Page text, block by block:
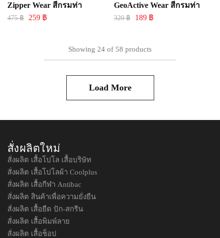
Zipper Wear สีกรมท่า
475฿ 259 ฿
GeoActive Wear สีกรมท่า
320฿ 189 ฿
Showing 24 of 58 products
Load More
สั่งผลิตใหม่
สั่งผลิต เสื้อโปโล เสื้อบริษัท
สั่งผลิต เสื้อโปโลผ้า Coolplus
สั่งผลิต เสื้อกีฬา Antibac
สั่งผลิต สินค้าเพื่อความยั่งยืน
สั่งผลิต เสื้อยืด ปัก-สกรีน
สั่งผลิต เสื้อพิมพ์ลาย
สั่งผลิต เสื้อช็อป